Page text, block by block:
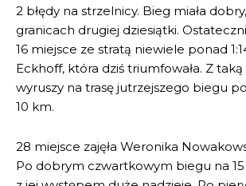
2 błędy na strzelnicy. Bieg miała
granicach drugiej dziesiątki.
16 miejsce ze stratą niewiele ponad
Eckhoff, która dziś triumfowała. Z
wyruszy na trasę jutrzejszego biegu
10 km.
28 miejsce zajęła Weronika
Po dobrym czwartkowym biegu na